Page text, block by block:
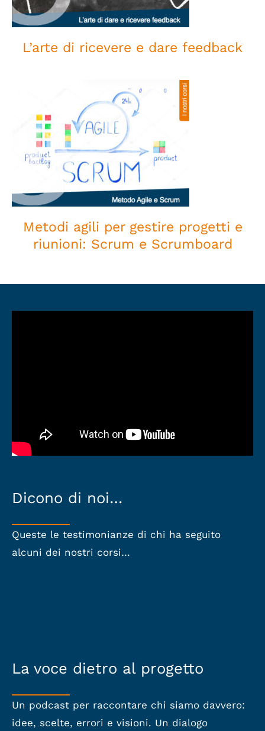
L’arte di ricevere e dare feedback
Metodi agili per gestire progetti
e riunioni: Scrum e Scrumboard
Metodi agili per gestire progetti e
riunioni: Scrum e Scrumboard
Dicono di noi…
Queste le testimonianze di chi ha seguito
alcuni dei nostri corsi…
La voce dietro al progetto
Un podcast per raccontare chi siamo davvero:
idee, scelte, errori e visioni. Un dialogo